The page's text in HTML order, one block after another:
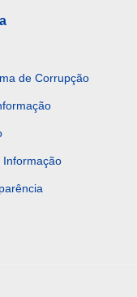
de Corrupção
Informação